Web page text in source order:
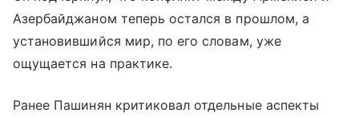
Азербайджаном теперь остался в прошлом, а
установившийся мир, по его словам, уже
ощущается на практике.
Ранее Пашинян критиковал отдельные аспекты